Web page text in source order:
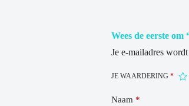
Wees de eerste
Je e-mailadres
JE WAARDERING *
Naam*